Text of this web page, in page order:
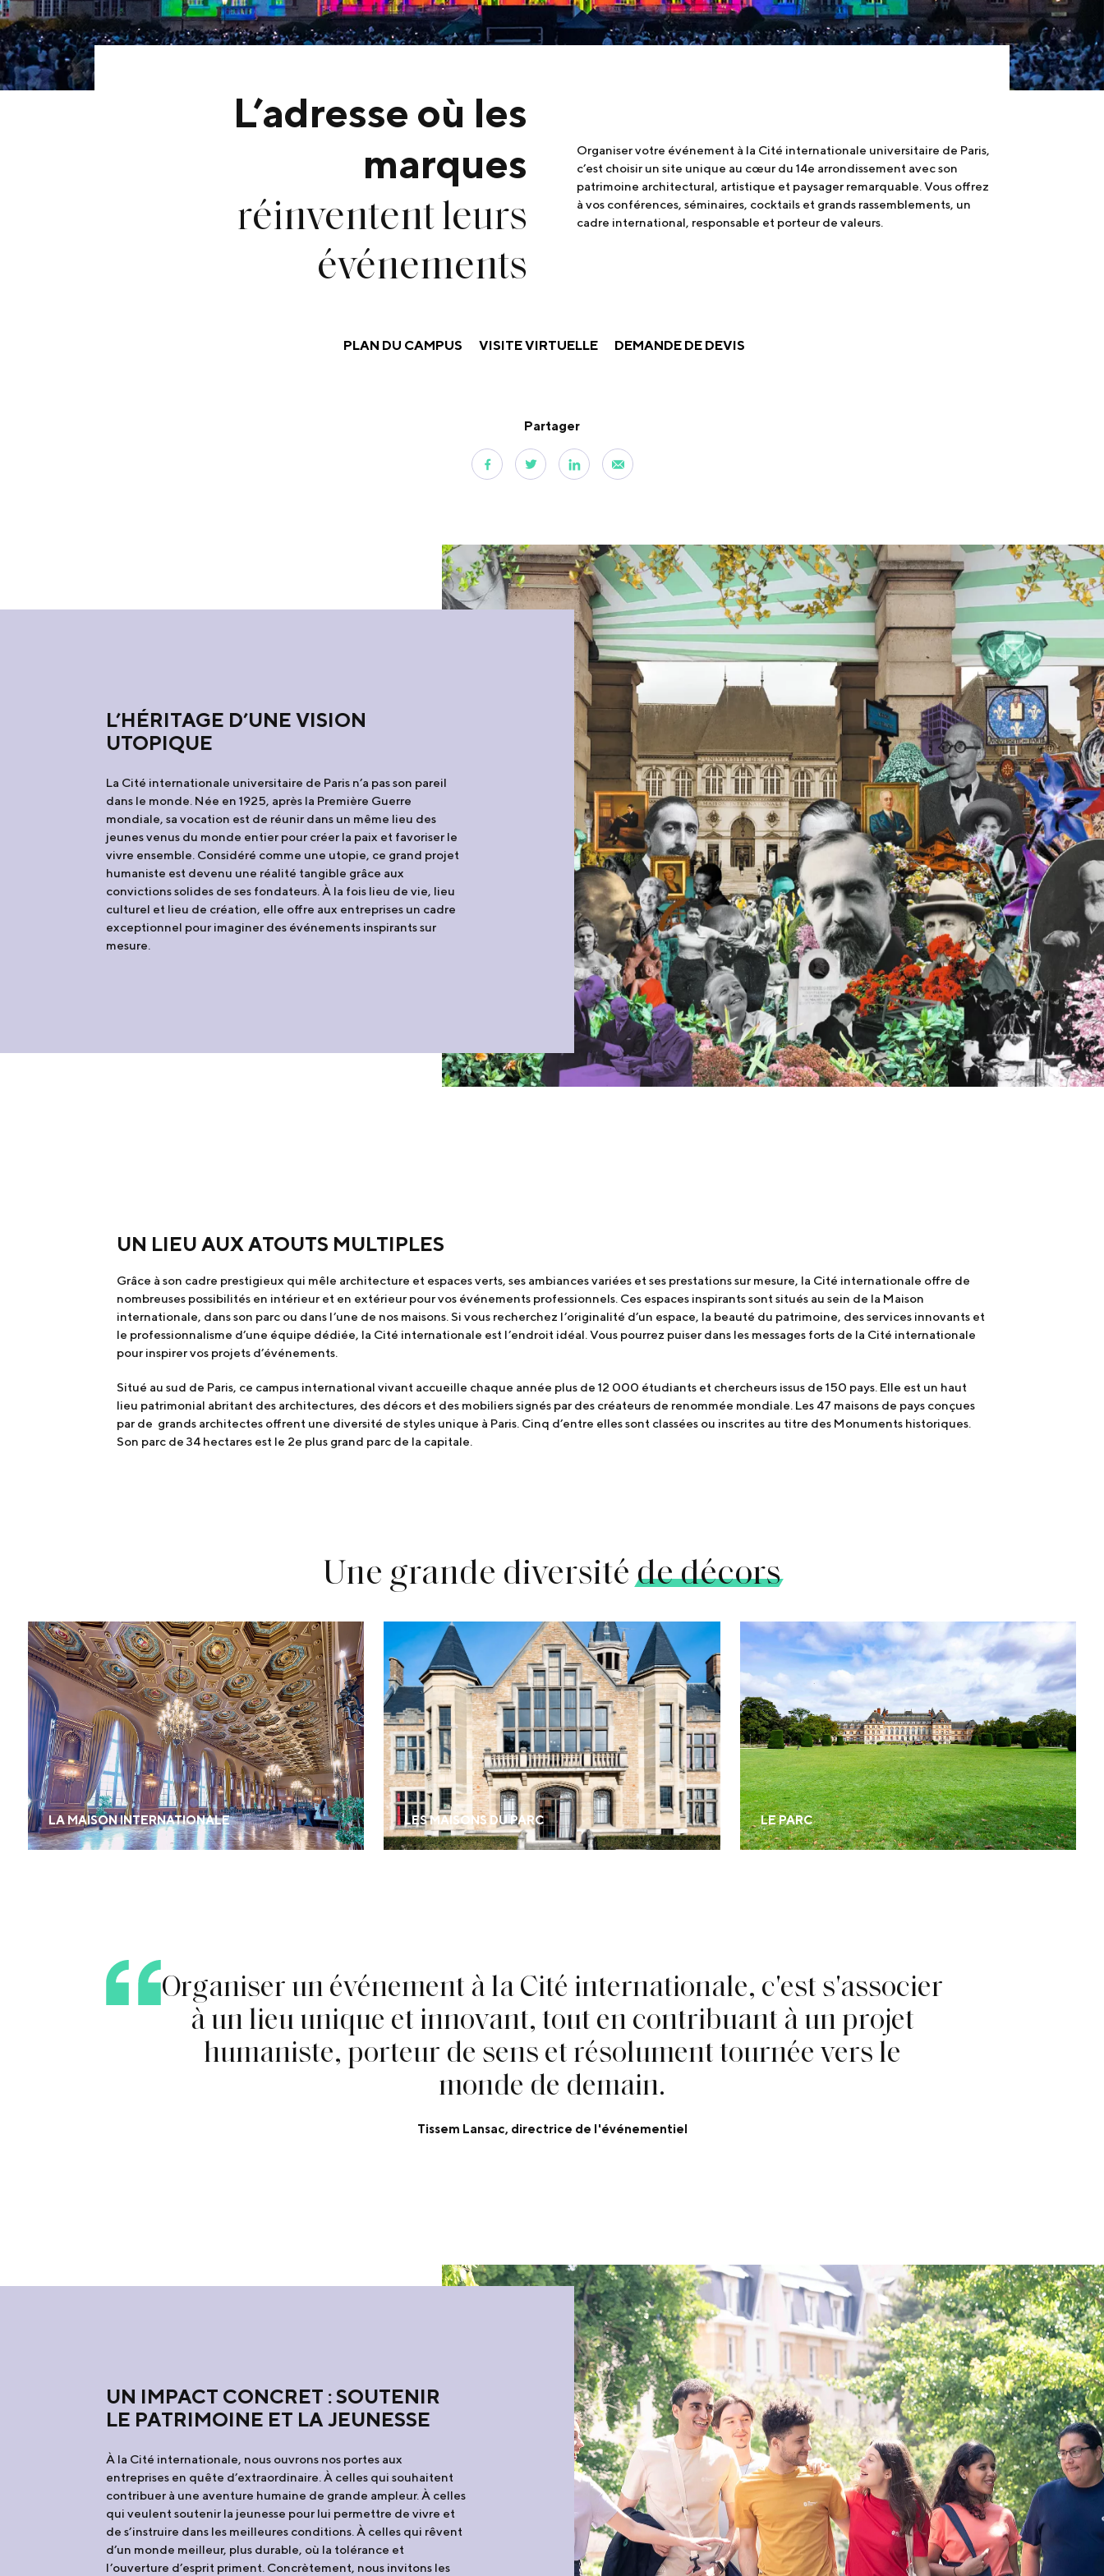
L’adresse où les
marques
réinventent leurs
événements
Organiser votre événement à la Cité internationale universitaire de Paris,
c’est choisir un site unique au cœur du 14e arrondissement avec son
patrimoine architectural, artistique et paysager remarquable. Vous offrez
à vos conférences, séminaires, cocktails et grands rassemblements, un
cadre international, responsable et porteur de valeurs.
PLAN DU CAMPUS VISITE VIRTUELLE DEMANDE DE DEVIS
Partager
L’HÉRITAGE D’UNE VISION
UTOPIQUE
La Cité internationale universitaire de Paris n’a pas son pareil
dans le monde. Née en 1925, après la Première Guerre
mondiale, sa vocation est de réunir dans un même lieu des
jeunes venus du monde entier pour créer la paix et favoriser le
vivre ensemble. Considéré comme une utopie, ce grand projet
humaniste est devenu une réalité tangible grâce aux
convictions solides de ses fondateurs. À la fois lieu de vie, lieu
culturel et lieu de création, elle offre aux entreprises un cadre
exceptionnel pour imaginer des événements inspirants sur
mesure.
UN LIEU AUX ATOUTS MULTIPLES
Grâce à son cadre prestigieux qui mêle architecture et espaces verts, ses ambiances variées et ses prestations sur mesure, la Cité internationale offre de
nombreuses possibilités en intérieur et en extérieur pour vos événements professionnels. Ces espaces inspirants sont situés au sein de la Maison
internationale, dans son parc ou dans l’une de nos maisons. Si vous recherchez l’originalité d’un espace, la beauté du patrimoine, des services innovants et
le professionnalisme d’une équipe dédiée, la Cité internationale est l’endroit idéal. Vous pourrez puiser dans les messages forts de la Cité internationale
pour inspirer vos projets d’événements.
Situé au sud de Paris, ce campus international vivant accueille chaque année plus de 12 000 étudiants et chercheurs issus de 150 pays. Elle est un haut
lieu patrimonial abritant des architectures, des décors et des mobiliers signés par des créateurs de renommée mondiale. Les 47 maisons de pays conçues
par de grands architectes offrent une diversité de styles unique à Paris. Cinq d’entre elles sont classées ou inscrites au titre des Monuments historiques.
Son parc de 34 hectares est le 2e plus grand parc de la capitale.
Une grande diversitéde décors
LA MAISON INTERNATIONALE
Mini réplique du château de Fontainebleau, la
Maison internationale offre plus de 2 000 m²
d’espaces événementiels modulables pour
accueillir vos congrès, conventions, assemblées
générales, soirées de gala ou journées d’étude.
EN SAVOIR PLUS LES MAISONS DU PARC
Une vingtaine d’espaces de 10 à plus de 150
participants accueillent vos événements dans les
maisons du campus. Chaque maison propose un
univers différent : salons historiques, espaces art
déco, modernistes ou contemporains.
EN SAVOIR PLUS LE PARC
Au sein d’un parc de 34 hectares, votre événement
est tout autant le bienvenu en extérieur pour des
festivals, des garden party, des défilés de mode, des
événements sportifs, des activations de marque…
Organiserun événement àlaCité internationale, c'ests'associer
àun lieu unique etinnovant,touten contribuant àun projet
humaniste, porteur de sensetrésolumenttournéeversle
monde de demain.
Tissem Lansac, directrice de l'événementiel
UN IMPACT CONCRET : SOUTENIR
LE PATRIMOINE ET LA JEUNESSE
À la Cité internationale, nous ouvrons nos portes aux
entreprises en quête d’extraordinaire. À celles qui souhaitent
contribuer à une aventure humaine de grande ampleur. À celles
qui veulent soutenir la jeunesse pour lui permettre de vivre et
de s’instruire dans les meilleures conditions. À celles qui rêvent
d’un monde meilleur, plus durable, où la tolérance et
l’ouverture d’esprit priment. Concrètement, nous invitons les